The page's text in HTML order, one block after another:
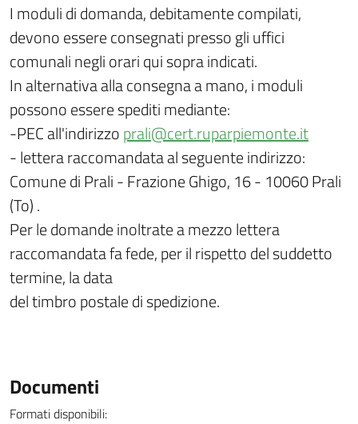
I moduli di domanda, debitamente compilati,
devono essere consegnati presso gli uffici
comunali negli orari qui sopra indicati.
In alternativa alla consegna a mano, i moduli
possono essere spediti mediante:
-PEC all'indirizzoprali@cert.ruparpiemonte.it
- lettera raccomandata al seguente indirizzo:
Comune di Prali - Frazione Ghigo, 16 - 10060 Prali
(To) .
Per le domande inoltrate a mezzo lettera
raccomandata fa fede, per il rispetto del suddetto
termine, la data
del timbro postale di spedizione.
Documenti
Formati disponibili: